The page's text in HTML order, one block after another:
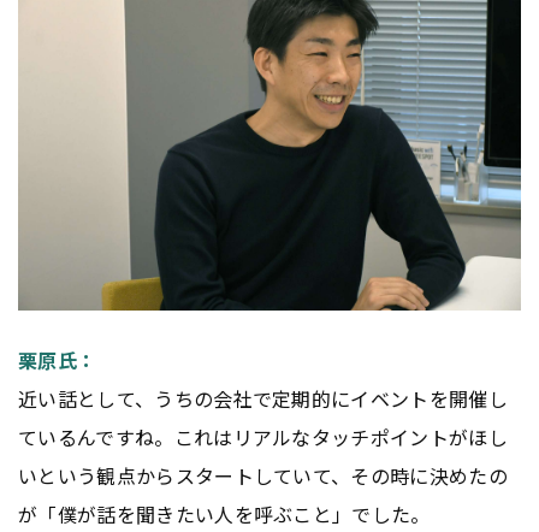
栗原氏：
近い話として、うちの会社で定期的にイベントを開催し
ているんですね。これはリアルなタッチポイントがほし
いという観点からスタートしていて、その時に決めたの
が「僕が話を聞きたい人を呼ぶこと」でした。